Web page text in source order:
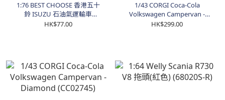
1:76 BEST CHOOSE 香港五十
鈴 ISUZU 石油氣運輸車
(160801)
HK$77.00
1/43 CORGI Coca-Cola
Volkswagen Campervan -
Zing (CC02744)
HK$299.00